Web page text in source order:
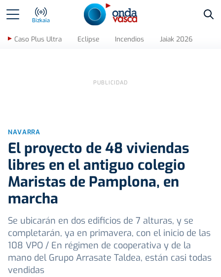
Bizkaia
Caso Plus Ultra Eclipse Incendios Jaiak 2026
NAVARRA
El proyecto de 48 viviendas
libres en el antiguo colegio
Maristas de Pamplona, en
marcha
Se ubicarán en dos edificios de 7 alturas, y se
completarán, ya en primavera, con el inicio de las
108 VPO / En régimen de cooperativa y de la
mano del Grupo Arrasate Taldea, están casi todas
vendidas